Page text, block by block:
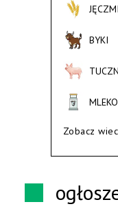
BYKI
MLEKO
Zobacz